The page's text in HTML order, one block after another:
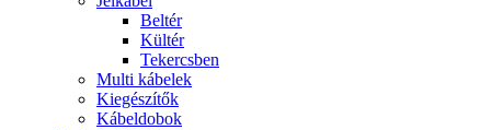
Beltér
Kültér
Tekercsben
Multi kábelek
Kiegészítők
Kábeldobok